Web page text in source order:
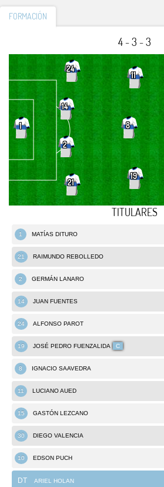
FORMACIÓN
4 - 3 - 3
1
24
14
2
21
11
8
19
TITULARES
1 MATÍAS DITURO
21 RAIMUNDO REBOLLEDO
2 GERMÁN LANARO
14 JUAN FUENTES
24 ALFONSO PAROT
19 JOSÉ PEDRO FUENZALIDA C
8 IGNACIO SAAVEDRA
11 LUCIANO AUED
15 GASTÓN LEZCANO
30 DIEGO VALENCIA
10 EDSON PUCH
DT ARIEL HOLAN